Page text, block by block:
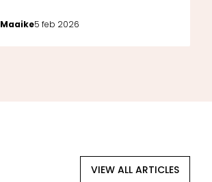
Maaike5 feb 2026
VIEW ALL ARTICLES